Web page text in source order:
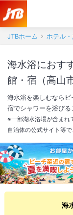
JTBホーム ホテル
海水浴におす
館・宿（高山
海水浴を楽しむなら
宿でシャワーを浴びる
※一部湖水浴場が含まれ
自治体の公式サイト等で
海